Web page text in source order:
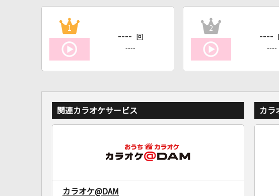
1
---- 回
----
2
----
----
関連カラオケサービス
カラオケ@DAM
カラ